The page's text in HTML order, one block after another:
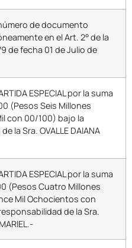
de documento
en el Art. 2° de la
de fecha 01 de Julio de
ESPECIAL por la suma
(Pesos Seis Millones
con 00/100) bajo la
la Sra. OVALLE DAIANA
ESPECIAL por la suma
(Pesos Cuatro Millones
Mil Ochocientos con
de la Sra.